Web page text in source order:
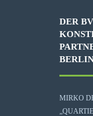
DER
MIRKO